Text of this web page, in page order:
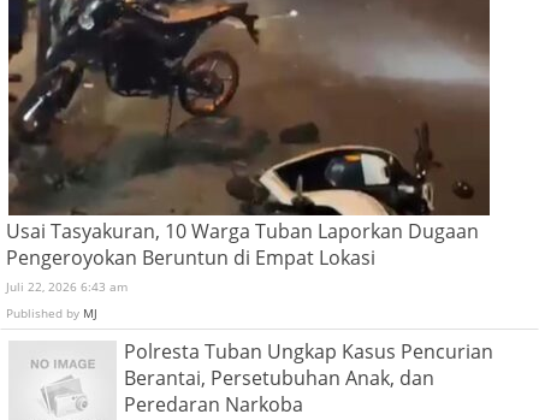
Usai Tasyakuran, 10 Warga Tuban Laporkan Dugaan
Pengeroyokan Beruntun di Empat Lokasi
Juli 22, 2026 6:43 am
Published by MJ
Polresta Tuban Ungkap Kasus Pencurian
Berantai, Persetubuhan Anak, dan
Peredaran Narkoba